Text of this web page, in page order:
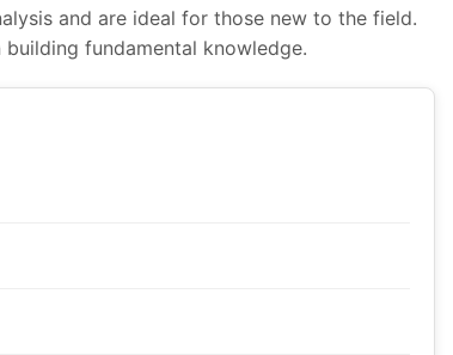
and are ideal for those new to the field.
fundamental knowledge.